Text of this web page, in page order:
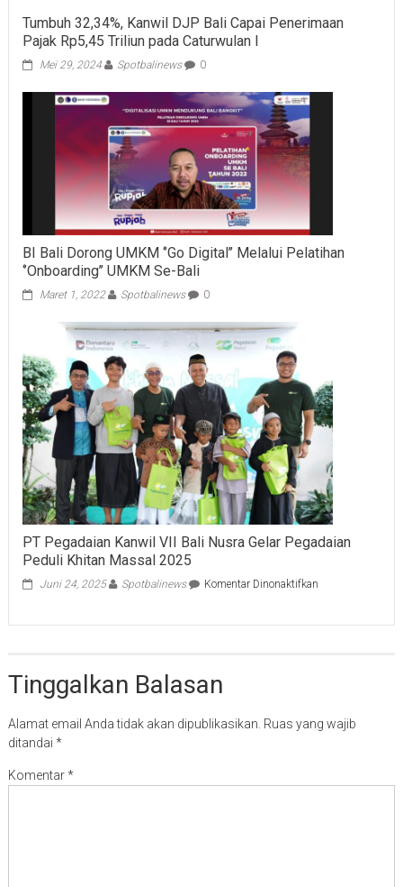
Tumbuh 32,34%, Kanwil DJP Bali Capai Penerimaan
Pajak Rp5,45 Triliun pada Caturwulan I
Mei 29, 2024 Spotbalinews 0
BI Bali Dorong UMKM ‘’Go Digital’’ Melalui Pelatihan
‘’Onboarding’’ UMKM Se-Bali
Maret 1, 2022 Spotbalinews 0
PT Pegadaian Kanwil VII Bali Nusra Gelar Pegadaian
Peduli Khitan Massal 2025
Juni 24, 2025 Spotbalinews Komentar Dinonaktifkanpada
Peduli
Tinggalkan Balasan
Alamat email Anda tidak akan dipublikasikan. Ruas yang wajib
ditandai *
Komentar*